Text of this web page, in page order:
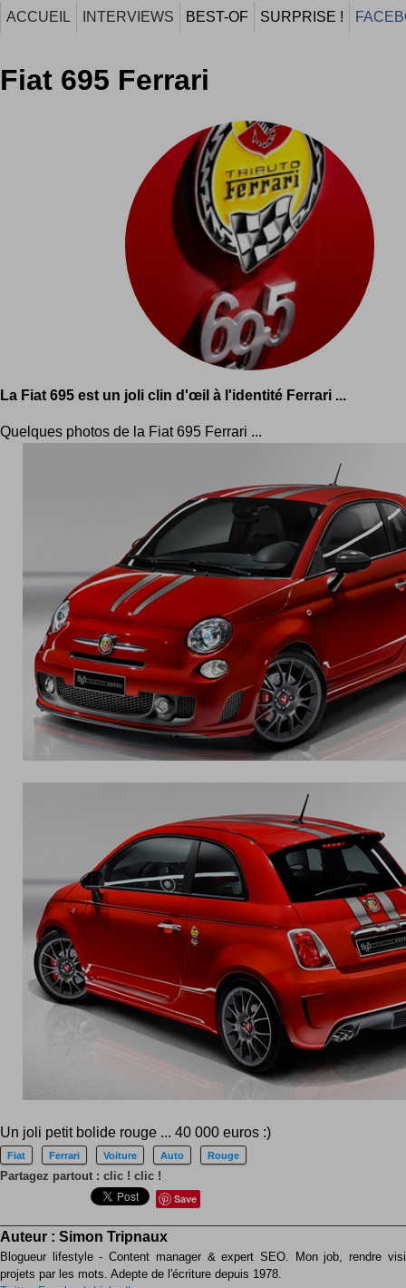
ACCUEIL INTERVIEWS BEST-OF SURPRISE !
Fiat 695 Ferrari
La Fiat 695 est un joli clin d'œil à l'identité Ferrari ...
Quelques photos de la Fiat 695 Ferrari ...
Un joli petit bolide rouge ... 40 000 euros :)
Fiat Ferrari Voiture Auto Rouge
Partagez partout : clic ! clic !
Save
Auteur : Simon Tripnaux
Blogueur lifestyle - Content manager & expert SEO. Mon job, rendre
projets par les mots. Adepte de l'écriture depuis 1978.